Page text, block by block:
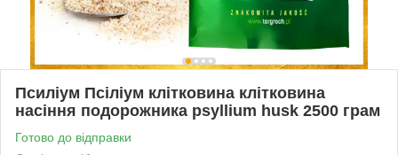
Псиліум Псіліум клітковина клітковина
насіння подорожника psyllium husk 2500 грам
Готово до відправки